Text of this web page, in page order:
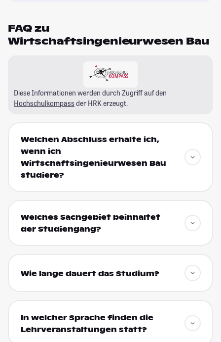
FAQ zu
Wirtschaftsingenieurwesen Bau
Diese Informationen werden durch Zugriff auf den
Hochschulkompass der HRK erzeugt.
Welchen Abschluss erhalte ich,
wenn ich
Wirtschaftsingenieurwesen Bau
studiere?
Welches Sachgebiet beinhaltet
der Studiengang?
Wie lange dauert das Studium?
In welcher Sprache finden die
Lehrveranstaltungen statt?